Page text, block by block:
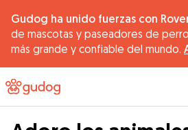
Gudog ha unido fuerzas con
de mascotas y paseadores de
más grande y confiable del mundo.